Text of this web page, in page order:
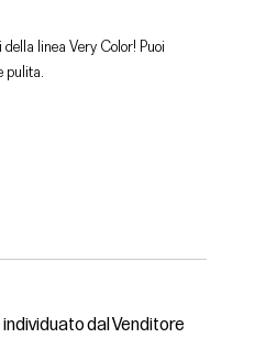
linea Very Color! Puoi
pulita.
dal Venditore